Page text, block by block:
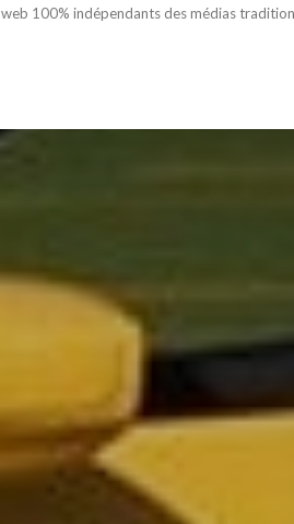
web 100% indépendants des médias